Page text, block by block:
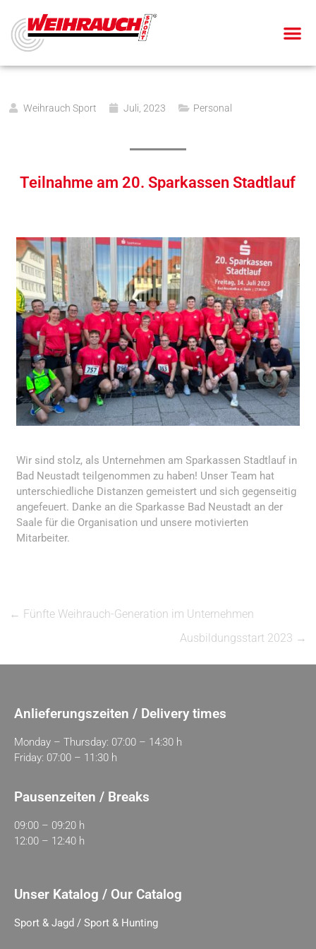
Weihrauch Sport Juli, 2023 Personal
Teilnahme am 20. Sparkassen Stadtlauf
Wir sind stolz, als Unternehmen am Sparkassen Stadtlauf in
Bad Neustadt teilgenommen zu haben! Unser Team hat
unterschiedliche Distanzen gemeistert und sich gegenseitig
angefeuert. Danke an die Sparkasse Bad Neustadt an der
Saale für die Organisation und unsere motivierten
Mitarbeiter.
← Fünfte Weihrauch-Generation im Unternehmen
Ausbildungsstart 2023 →
Anlieferungszeiten / Delivery times
Monday – Thursday: 07:00 – 14:30 h
Friday: 07:00 – 11:30 h
Pausenzeiten / Breaks
09:00 – 09:20 h
12:00 – 12:40 h
Unser Katalog / Our Catalog
Sport & Jagd / Sport & Hunting